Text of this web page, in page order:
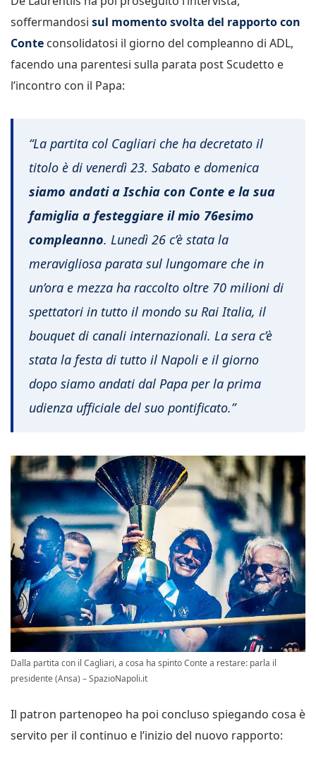
soffermandosi sul momento svolta del rapporto con
Conte consolidatosi il giorno del compleanno di ADL,
facendo una parentesi sulla parata post Scudetto e
l’incontro con il Papa:
“La partita col Cagliari che ha decretato il
titolo è di venerdì 23. Sabato e domenica
siamo andati a Ischia con Conte e la sua
famiglia a festeggiare il mio 76esimo
compleanno. Lunedì 26 c’è stata la
meravigliosa parata sul lungomare che in
un’ora e mezza ha raccolto oltre 70 milioni di
spettatori in tutto il mondo su Rai Italia, il
bouquet di canali internazionali. La sera c’è
stata la festa di tutto il Napoli e il giorno
dopo siamo andati dal Papa per la prima
udienza ufficiale del suo pontificato.”
Dalla partita con il Cagliari, a cosa ha spinto Conte a restare: parla il
presidente (Ansa) – SpazioNapoli.it
Il patron partenopeo ha poi concluso spiegando cosa è
servito per il continuo e l’inizio del nuovo rapporto: